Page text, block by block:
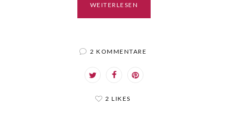
WEITERLESEN
2 KOMMENTARE
2 LIKES